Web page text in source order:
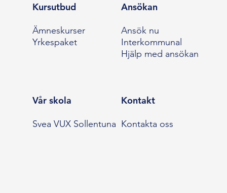
Kursutbud
Ämneskurser
Yrkespaket
Ansökan
Ansök nu
Interkommunal
Hjälp med ansökan
Vår skola
Svea VUX Sollentuna
Kontakt
Kontakta oss